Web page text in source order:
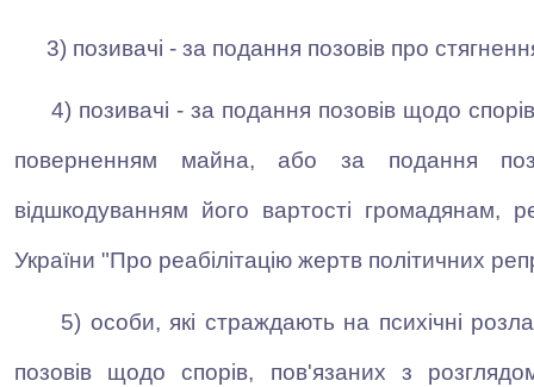
3) позивачі - за подання позовів про
4) позивачі - за подання позовів щодо
поверненням майна, або за подання
відшкодуванням його вартості громадянам,
України "Про реабілітацію жертв політичних
5) особи, які страждають на психічні
позовів щодо спорів, пов'язаних з